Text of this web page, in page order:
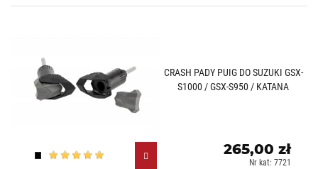
CRASH PADY PUIG DO SUZUKI GSX-
S1000 / GSX-S950 / KATANA
Czarny (N)
265,00 zł
Nr kat: 7721